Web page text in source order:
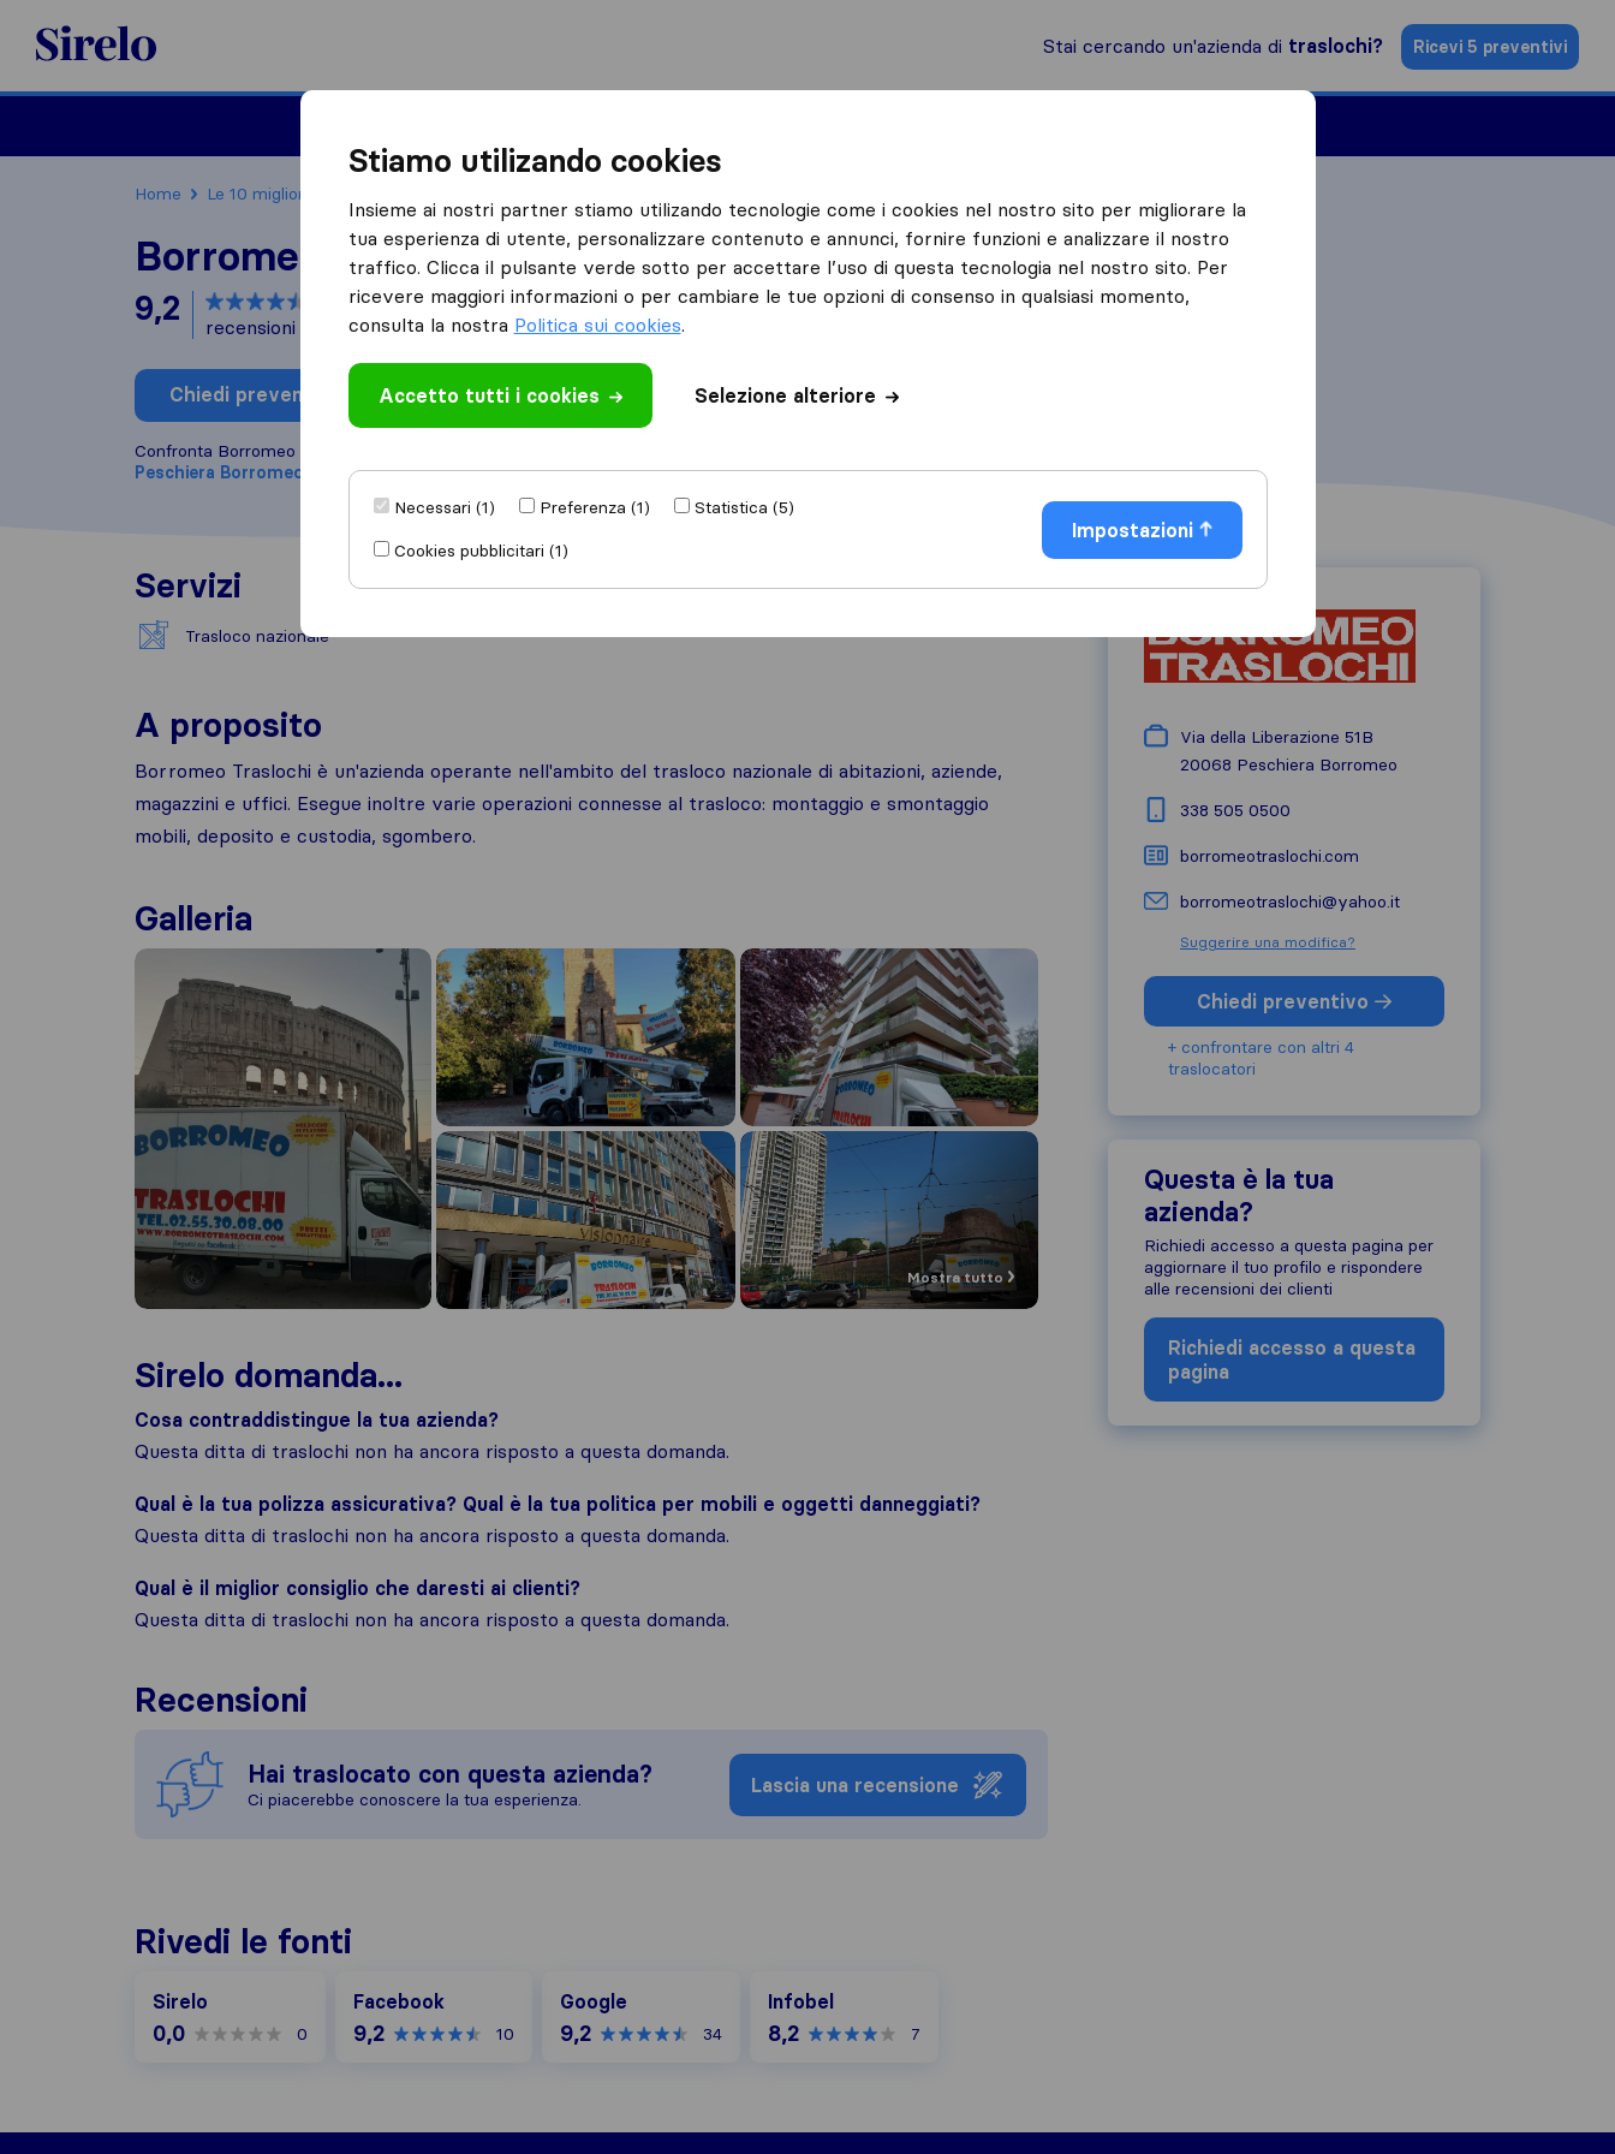
Sirelo.it
Stai cercando un'azienda di traslochi? Ricevi 5 preventivi
Home Le 10 migliori aziende di traslochi in Italia
Borromeo Traslochi
9,2 basato su34
recensioni di Sirelo e Google
i
Chiedi preventivo Scrivi una recensione
Confronta Borromeo Traslochi con altre
Peschiera Borromeo
Servizi
Trasloco nazionale
A proposito
Borromeo Traslochi è un'azienda operante nell'ambito del trasloco nazionale di abitazioni, aziende,
magazzini e uffici. Esegue inoltre varie operazioni connesse al trasloco: montaggio e smontaggio
mobili, deposito e custodia, sgombero.
Galleria
Mostra tutto
Sirelo domanda...
Cosa contraddistingue la tua azienda?
Questa ditta di traslochi non ha ancora risposto a questa domanda.
Qual è la tua polizza assicurativa? Qual è la tua politica per mobili e oggetti danneggiati?
Questa ditta di traslochi non ha ancora risposto a questa domanda.
Qual è il miglior consiglio che daresti ai clienti?
Questa ditta di traslochi non ha ancora risposto a questa domanda.
Recensioni
Hai traslocato con questa azienda?
Ci piacerebbe conoscere la tua esperienza.
Lascia una recensione
Via della Liberazione 51B
20068 Peschiera Borromeo
338 505 0500
borromeotraslochi.com
borromeotraslochi@yahoo.it
Suggerire una modifica?
Chiedi preventivo
+ confrontare con altri 4
traslocatori
Questa è la tua
azienda?
Richiedi accesso a questa pagina per
aggiornare il tuo profilo e rispondere
alle recensioni dei clienti
Richiedi accesso a questa
pagina
Rivedi le fonti
Sirelo
0,0 0
Facebook
9,2 10
Google
9,2 34
Infobel
8,2 7
Stiamo utilizando cookies
Insieme ai nostri partner stiamo utilizando tecnologie come i cookies nel nostro sito per migliorare la
tua esperienza di utente, personalizzare contenuto e annunci, fornire funzioni e analizzare il nostro
traffico. Clicca il pulsante verde sotto per accettare l’uso di questa tecnologia nel nostro sito. Per
ricevere maggiori informazioni o per cambiare le tue opzioni di consenso in qualsiasi momento,
consulta la nostra Politica sui cookies.
Accetto tutti i cookies Selezione alteriore
Necessari (1) Preferenza (1)
Statistica (5)
Cookies pubblicitari (1)
Impostazioni